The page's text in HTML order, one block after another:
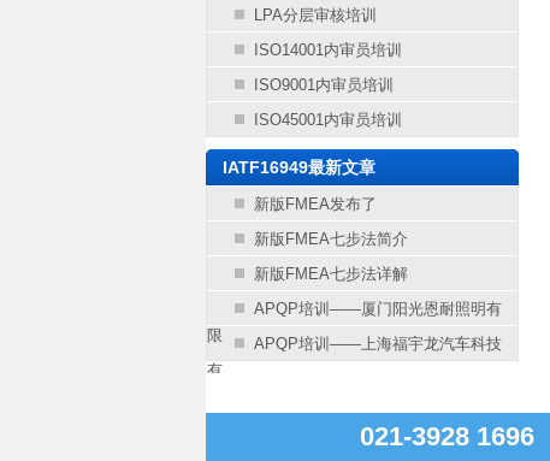
LPA分层审核培训
ISO14001内审员培训
ISO9001内审员培训
ISO45001内审员培训
IATF16949最新文章
新版FMEA发布了
新版FMEA七步法简介
新版FMEA七步法详解
APQP培训——厦门阳光恩耐照明有
限
APQP培训——上海福宇龙汽车科技
有
021-3928 1696